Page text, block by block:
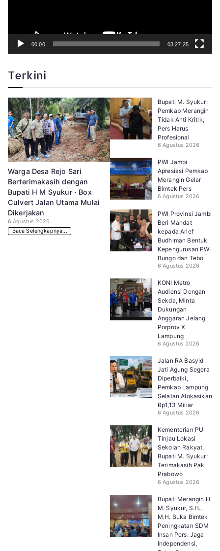
00:00 03:27:25
Terkini
Warga Desa Rejo Sari
Berterimakasih dengan
Bupati H M Syukur · Box
Culvert Jalan Utama Mulai
Dikerjakan
6 Agustus 2026
Baca Selengkapnya...
Bupati M. Syukur:
Pemkab Merangin
Tidak Anti Kritik,
Pers Harus
Profesional
6 Agustus 2026
PWI Jambi
Apresiasi Pemkab
Merangin Gelar
Bimtek Pers
6 Agustus 2026
PWI Provinsi Jambi
Beri Mandat
kepada Arief
Budhiman Bentuk
Kepengurusan PWI
Bungo dan Tebo
6 Agustus 2026
KONI Metro
Audiensi Dengan
Sekda, Minta
Dukungan
Anggaran Jelang
Porprov X
Lampung
6 Agustus 2026
Jalan RA Basyid
Jati Agung Segera
Diperbaiki,
Pemkab Lampung
Selatan Alokasikan
Rp1,13 Miliar
6 Agustus 2026
Kementerian PU
Tinjau Lokasi
Sekolah Rakyat,
Bupati M. Syukur:
Terimakasih Pak
Prabowo
6 Agustus 2026
Bupati Merangin H.
M. Syukur, S.H.,
M.H. Buka Bimtek
Peningkatan SDM
Insan Pers: Jaga
Independensi,